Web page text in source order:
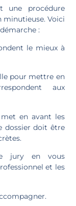
une procédure
minutieuse. Voici
:
le mieux à
pour mettre en
aux
en avant les
dossier doit être
jury en vous
et les